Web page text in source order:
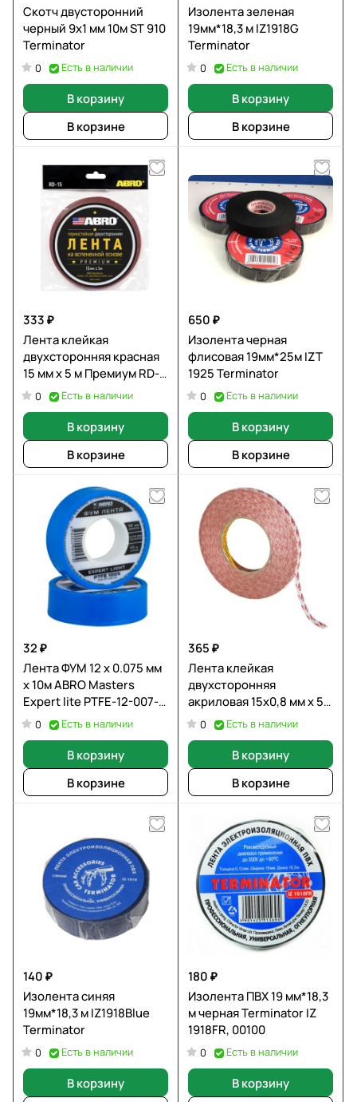
Скотч двусторонний
черный 9х1 мм 10м ST 910
Terminator
0 Есть в наличии
В корзину
В корзине
Изолента зеленая
19мм*18,3 м IZ1918G
Terminator
0 Есть в наличии
В корзину
В корзине
333 ₽
Лента клейкая
двухсторонняя красная
15 мм х 5 м Премиум RD-
15 ABRO
0 Есть в наличии
В корзину
В корзине
650 ₽
Изолента черная
флисовая 19мм*25м IZT
1925 Terminator
0 Есть в наличии
В корзину
В корзине
32 ₽
Лента ФУМ 12 x 0.075 мм
x 10м ABRO Masters
Expert lite PTFE-12-007-
10-RE
0 Есть в наличии
В корзину
В корзине
365 ₽
Лента клейкая
двухсторонняя
акриловая 15х0,8 мм х 5
м 6308 3М
0 Есть в наличии
В корзину
В корзине
140 ₽
Изолента синяя
19мм*18,3 м IZ1918Blue
Terminator
0 Есть в наличии
В корзину
180 ₽
Изолента ПВХ 19 мм*18,3
м черная Terminator IZ
1918FR, 00100
0 Есть в наличии
В корзину